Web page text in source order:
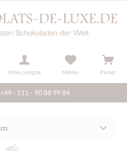
Mon compte Mémo Panier
+49 - 511 - 90 88 99 84